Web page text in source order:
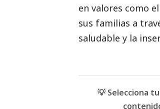
en valores como
sus familias a
saludable y la
💡 Selecciona